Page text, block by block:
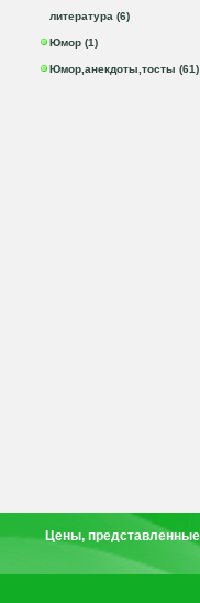
литература (6)
Юмор (1)
Юмор,анекдоты,тосты (61)
Цены,